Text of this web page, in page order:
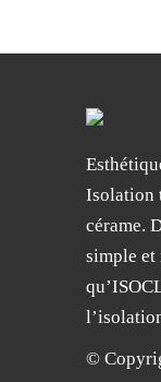
Isolation
cérame.
simple et
©